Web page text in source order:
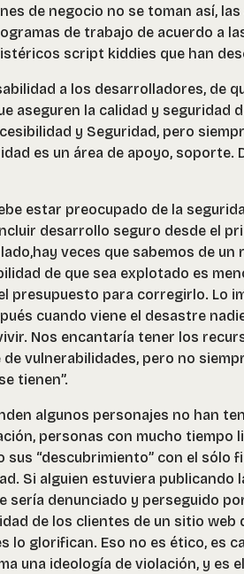
de negocio no se toman así,
de trabajo de acuerdo a
script kiddies que han
a los desarrolladores, de
aseguren la calidad y seguridad
y Seguridad, pero
es un área de apoyo, soporte.
estar preocupado de la
desarrollo seguro desde el
veces que sabemos de
de que sea explotado es
presupuesto para corregirlo. Lo
cuando viene el desastre
Nos encantaría tener los
vulnerabilidades, pero no
tienen”.
algunos personajes no han
personas con mucho tiempo
sus “descubrimiento” con el sólo
Si alguien estuviera publicando
sería denunciado y perseguido
de los clientes de un sitio web
lo glorifican. Eso no es ético, es
una ideología de violación, y